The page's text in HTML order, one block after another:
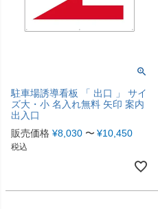
駐車場誘導看板 「 出口 」 サイ
ズ大・小 名入れ無料 矢印 案内
出入口
販売価格 ¥8,030 〜 ¥10,450
税込